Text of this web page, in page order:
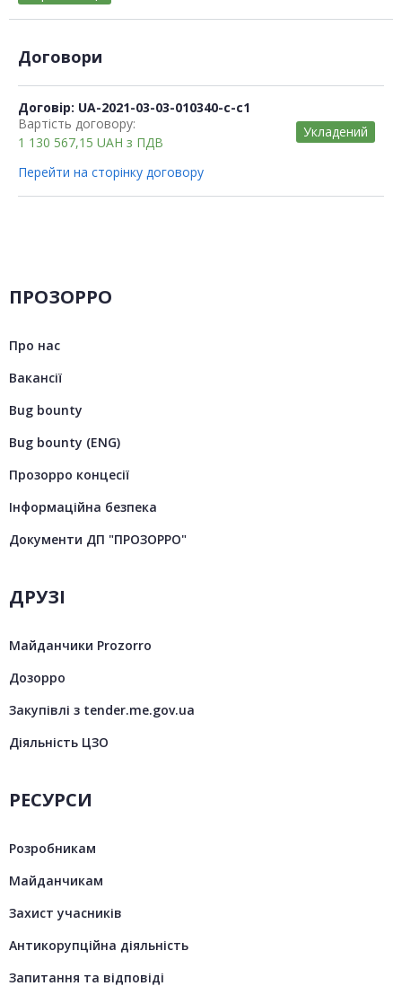
Договори
Договір: UA-2021-03-03-010340-c-c1
Вартість договору:
1 130 567,15 UAH з ПДВ
Укладений
Перейти на сторінку договору
ПРОЗОРРО
Про нас
Вакансії
Bug bounty
Bug bounty (ENG)
Прозорро концесії
Інформаційна безпека
Документи ДП "ПРОЗОРРО"
ДРУЗІ
Майданчики Prozorro
Дозорро
Закупівлі з tender.me.gov.ua
Діяльність ЦЗО
РЕСУРСИ
Розробникам
Майданчикам
Захист учасників
Антикорупційна діяльність
Запитання та відповіді